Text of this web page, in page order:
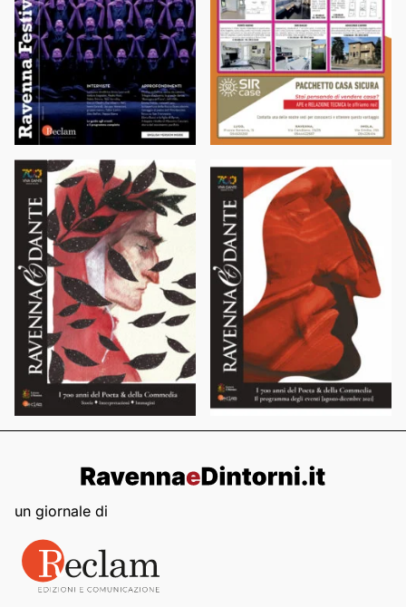
un giornale di